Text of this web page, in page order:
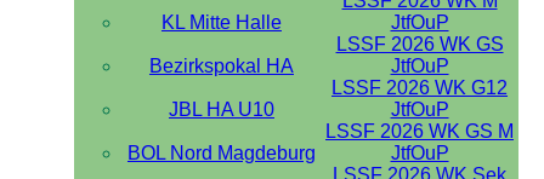
KL Mitte Halle
JtfOuP
Bezirkspokal HA
LSSF 2026 WK GS
JtfOuP
JBL HA U10
LSSF 2026 WK G12
JtfOuP
BOL Nord Magdeburg
LSSF 2026 WK GS M
JtfOuP
LSSF 2026 WK Sek